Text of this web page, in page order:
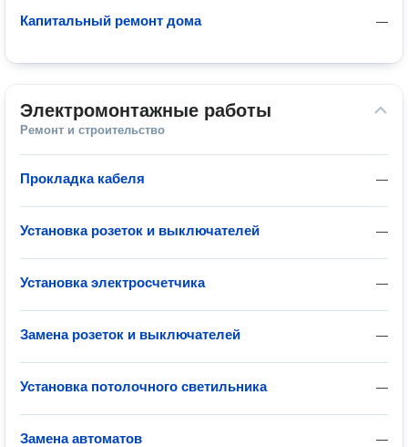
—
Капитальный ремонт дома
Электромонтажные работы
Ремонт и строительство
—
Прокладка кабеля
—
Установка розеток и выключателей
—
Установка электросчетчика
—
Замена розеток и выключателей
—
Установка потолочного светильника
—
Замена автоматов